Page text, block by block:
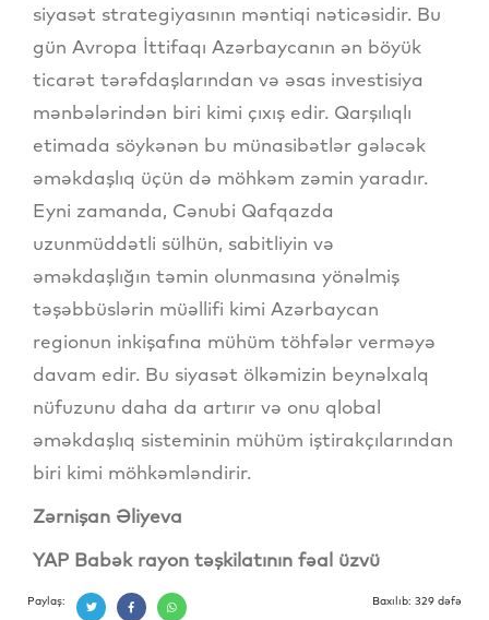
siyasət strategiyasının məntiqi nəticəsidir. Bu
gün Avropa İttifaqı Azərbaycanın ən böyük
ticarət tərəfdaşlarından və əsas investisiya
mənbələrindən biri kimi çıxış edir. Qarşılıqlı
etimada söykənən bu münasibətlər gələcək
əməkdaşlıq üçün də möhkəm zəmin yaradır.
Eyni zamanda, Cənubi Qafqazda
uzunmüddətli sülhün, sabitliyin və
əməkdaşlığın təmin olunmasına yönəlmiş
təşəbbüslərin müəllifi kimi Azərbaycan
regionun inkişafına mühüm töhfələr verməyə
davam edir. Bu siyasət ölkəmizin beynəlxalq
nüfuzunu daha da artırır və onu qlobal
əməkdaşlıq sisteminin mühüm iştirakçılarından
biri kimi möhkəmləndirir.
Zərnişan Əliyeva
YAP Babək rayon təşkilatının fəal üzvü
Paylaş: Baxılıb: 329 dəfə